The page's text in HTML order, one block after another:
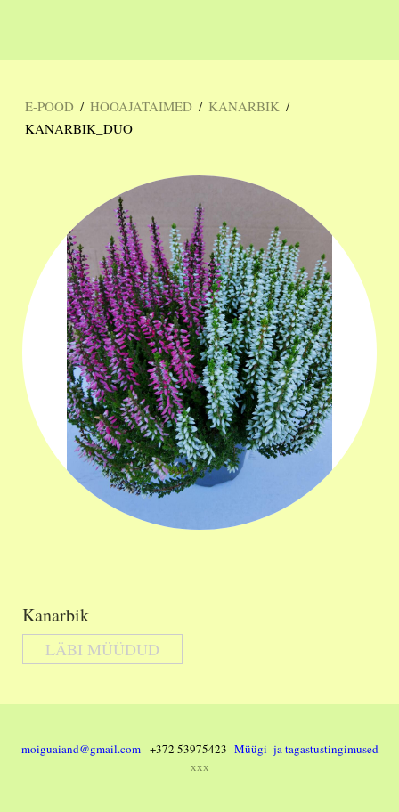
E-POOD / HOOAJATAIMED / KANARBIK /
KANARBIK_DUO
Kanarbik
LÄBI MÜÜDUD
moiguaiand@gmail.com +372 53975423 Müügi- ja tagastustingimused
xxx